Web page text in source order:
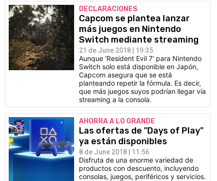
DECLARACIONES
Capcom se plantea lanzar
más juegos en Nintendo
Switch mediante streaming
21 de June 2018 | 19:35
Aunque 'Resident Evil 7' para Nintendo
Switch solo está disponible en Japón,
Capcom asegura que se está
planteando repetir la fórmula. Es decir,
que más juegos suyos podrían llegar vía
streaming a la consola.
AHORRA A LO GRANDE
Las ofertas de "Days of Play"
ya están disponibles
8 de June 2018 | 11:56
Disfruta de una enorme variedad de
productos con descuento, incluyendo
consolas, juegos, periféricos y servicios.